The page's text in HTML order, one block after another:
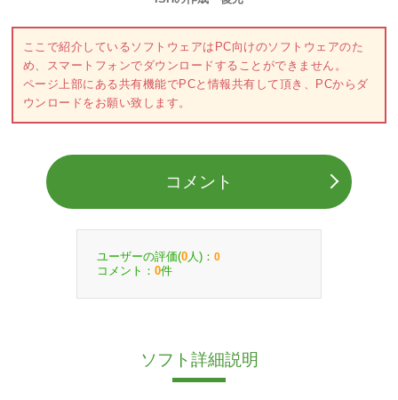
ここで紹介しているソフトウェアはPC向けのソフトウェアのた
め、スマートフォンでダウンロードすることができません。
ページ上部にある共有機能でPCと情報共有して頂き、PCからダ
ウンロードをお願い致します。
コメント
ユーザーの評価(0 人)： 0
コメント： 0件
ソフト詳細説明